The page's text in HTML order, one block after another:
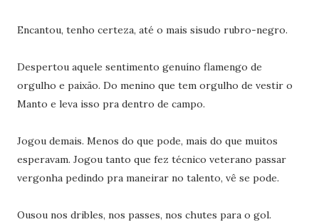
Encantou, tenho certeza, até o mais sisudo rubro-negro.
Despertou aquele sentimento genuíno flamengo de
orgulho e paixão. Do menino que tem orgulho de vestir o
Manto e leva isso pra dentro de campo.
Jogou demais. Menos do que pode, mais do que muitos
esperavam. Jogou tanto que fez técnico veterano passar
vergonha pedindo pra maneirar no talento, vê se pode.
Ousou nos dribles, nos passes, nos chutes para o gol.